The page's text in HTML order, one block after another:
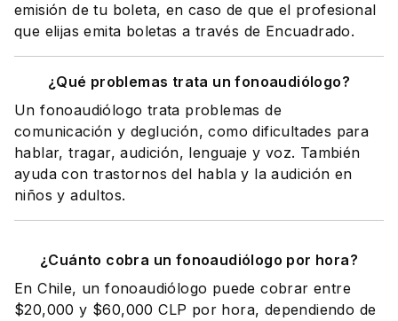
emisión de tu boleta, en caso de que el profesional
que elijas emita boletas a través de Encuadrado.
¿Qué problemas trata un fonoaudiólogo?
Un fonoaudiólogo trata problemas de
comunicación y deglución, como dificultades para
hablar, tragar, audición, lenguaje y voz. También
ayuda con trastornos del habla y la audición en
niños y adultos.
¿Cuánto cobra un fonoaudiólogo por hora?
En Chile, un fonoaudiólogo puede cobrar entre
$20,000 y $60,000 CLP por hora, dependiendo de